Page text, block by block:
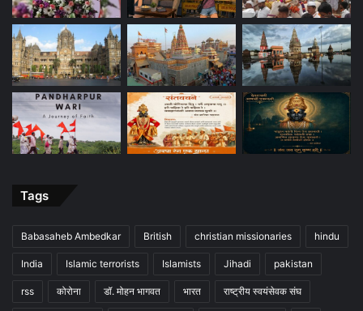
Tags
Babasaheb Ambedkar British christian missionaries hindu
India Islamic terrorists Islamists Jihadi pakistan
rss कोरोना डॉ. मोहन भागवत भारत राष्ट्रीय स्वयंसेवक संघ